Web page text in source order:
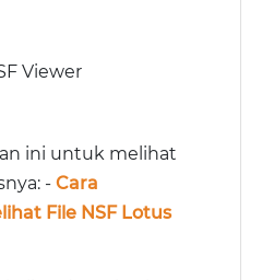
ini untuk melihat
- Cara
File NSF Lotus